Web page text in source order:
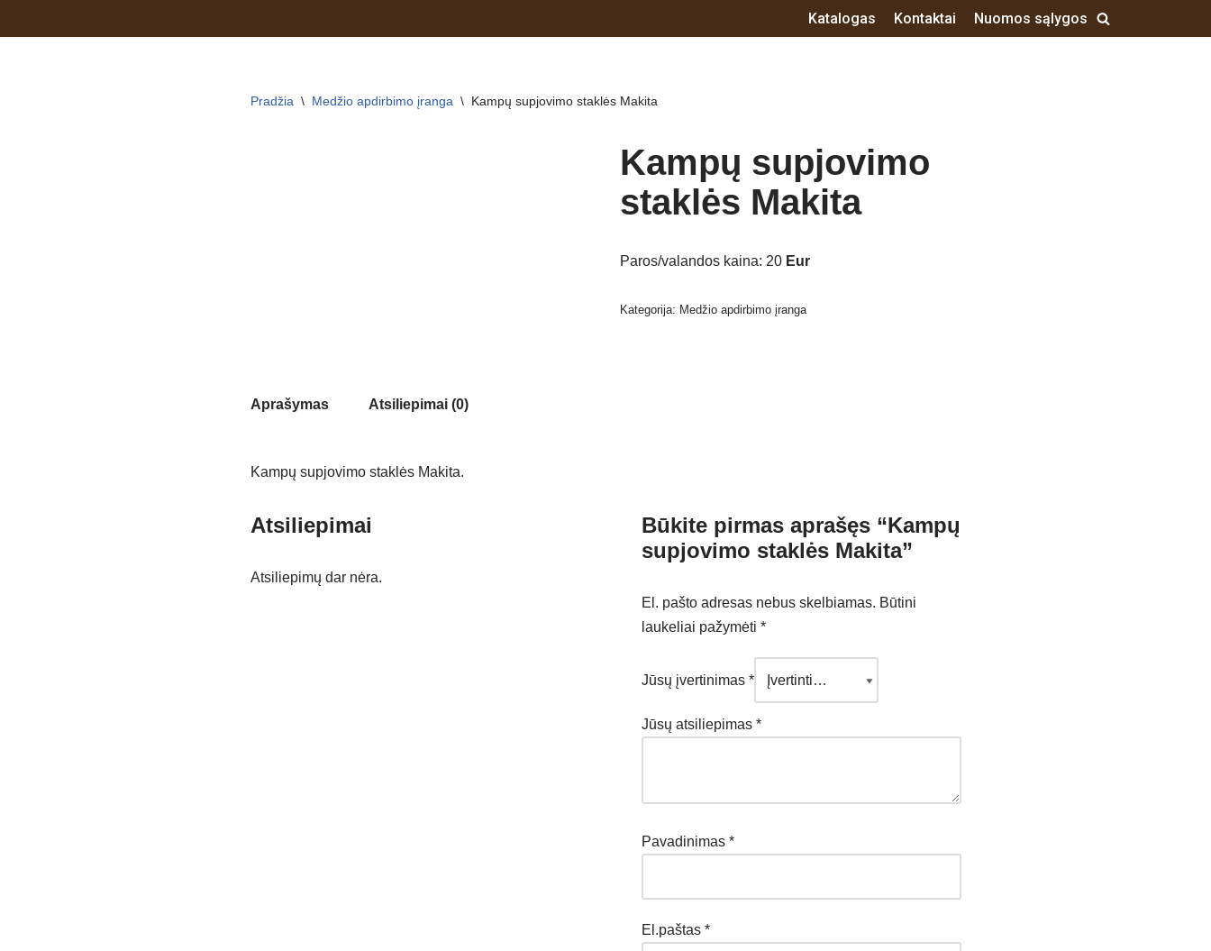
Katalogas Kontaktai Nuomos sąlygos
Pradžia \ Medžio apdirbimo įranga \ Kampų supjovimo staklės Makita
Kampų supjovimo
staklės Makita
Paros/valandos kaina: 20Eur
Kategorija: Medžio apdirbimo įranga
Aprašymas Atsiliepimai (0)
Kampų supjovimo staklės Makita.
Atsiliepimai
Atsiliepimų dar nėra.
Būkite pirmas aprašęs “Kampų
supjovimo staklės Makita”
El. pašto adresas nebus skelbiamas. Būtini
laukeliai pažymėti *
Jūsų įvertinimas *
Jūsų atsiliepimas *
Pavadinimas *
El.paštas *